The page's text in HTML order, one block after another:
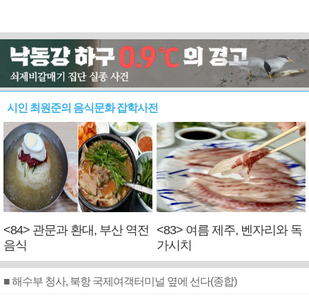
시인 최원준의 음식문화 잡학사전
<84> 관문과 환대, 부산 역전
음식
<83> 여름 제주, 벤자리와 독
가시치
■ 해수부 청사, 북항 국제여객터미널 옆에 선다(종합)